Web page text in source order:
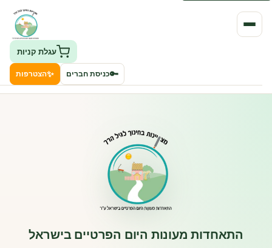
חיפוש גני ילדים ונותני שירותים
פורטל לוח מודעות דרושים עובדים
עגלת קניות
🔑כניסת חברים ✨הצטרפות
התאחדות מעונות היום הפרטיים בישראל